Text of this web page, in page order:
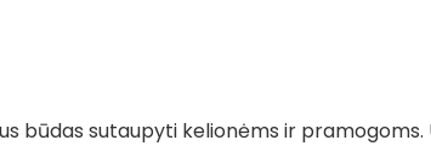
būdas sutaupyti kelionėms ir